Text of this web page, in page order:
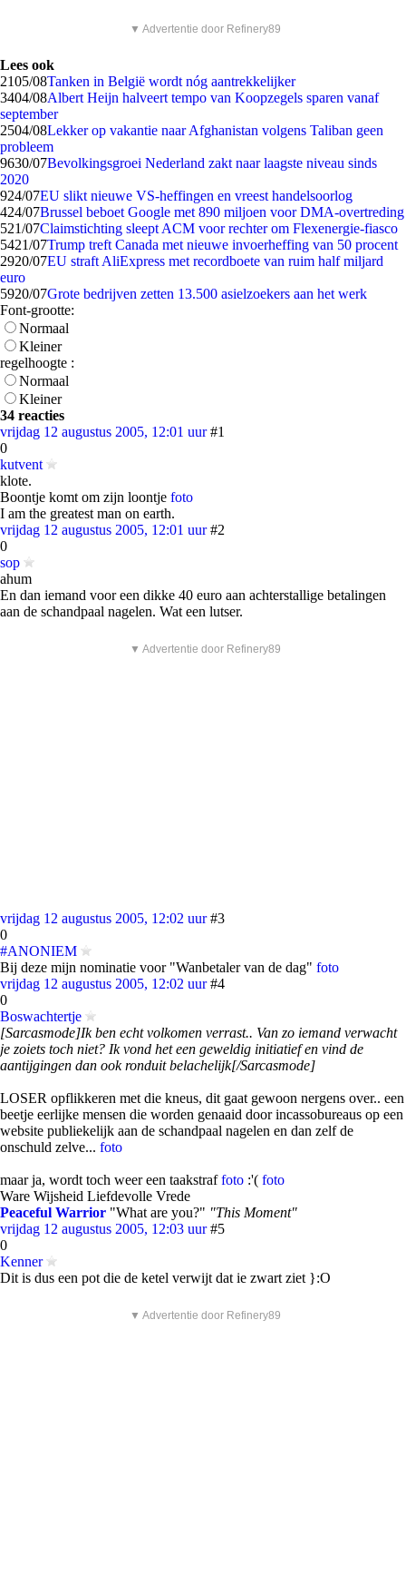
▼ Advertentie door Refinery89
Lees ook
2105/08Tanken in België wordt nóg aantrekkelijker
3404/08Albert Heijn halveert tempo van Koopzegels sparen vanaf
september
2504/08Lekker op vakantie naar Afghanistan volgens Taliban geen
probleem
9630/07Bevolkingsgroei Nederland zakt naar laagste niveau sinds
2020
924/07EU slikt nieuwe VS-heffingen en vreest handelsoorlog
424/07Brussel beboet Google met 890 miljoen voor DMA-overtreding
521/07Claimstichting sleept ACM voor rechter om Flexenergie-fiasco
5421/07Trump treft Canada met nieuwe invoerheffing van 50 procent
2920/07EU straft AliExpress met recordboete van ruim half miljard
euro
5920/07Grote bedrijven zetten 13.500 asielzoekers aan het werk
Font-grootte:
Normaal
Kleiner
regelhoogte :
Normaal
Kleiner
34 reacties
vrijdag 12 augustus 2005, 12:01 uur #1
0
kutvent
klote.
Boontje komt om zijn loontje foto
I am the greatest man on earth.
vrijdag 12 augustus 2005, 12:01 uur #2
0
sop
ahum
En dan iemand voor een dikke 40 euro aan achterstallige betalingen
aan de schandpaal nagelen. Wat een lutser.
▼ Advertentie door Refinery89
vrijdag 12 augustus 2005, 12:02 uur #3
0
#ANONIEM
Bij deze mijn nominatie voor "Wanbetaler van de dag" foto
vrijdag 12 augustus 2005, 12:02 uur #4
0
Boswachtertje
[Sarcasmode]Ik ben echt volkomen verrast.. Van zo iemand verwacht
je zoiets toch niet? Ik vond het een geweldig initiatief en vind de
aantijgingen dan ook ronduit belachelijk[/Sarcasmode]
LOSER opflikkeren met die kneus, dit gaat gewoon nergens over.. een
beetje eerlijke mensen die worden genaaid door incassobureaus op een
website publiekelijk aan de schandpaal nagelen en dan zelf de
onschuld zelve... foto
maar ja, wordt toch weer een taakstraffoto :'( foto
Ware Wijsheid Liefdevolle Vrede
Peaceful Warrior "What are you?" "This Moment"
vrijdag 12 augustus 2005, 12:03 uur #5
0
Kenner
Dit is dus een pot die de ketel verwijt dat ie zwart ziet }:O
▼ Advertentie door Refinery89